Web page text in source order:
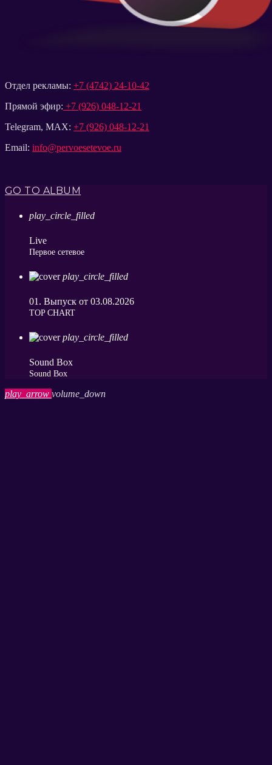
Отдел рекламы: +7 (4742) 24-10-42
Прямой эфир: +7 (926) 048-12-21
Telegram, MAX: +7 (926) 048-12-21
Email: info@pervoesetevoe.ru
GO TO ALBUM
play_circle_filled
Live
Первое сетевое
play_circle_filled
01. Выпуск от 03.08.2026
ТОP CHART
play_circle_filled
Sound Box
Sound Box
play_arrow volume_down